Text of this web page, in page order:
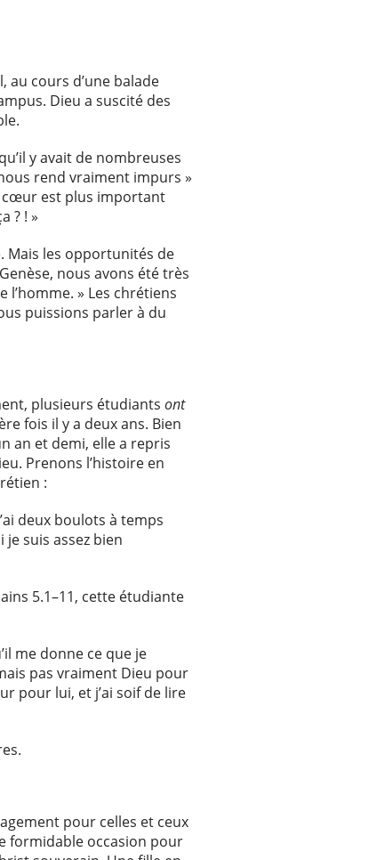
cours d’une balade
Dieu a suscité des
y avait de nombreuses
rend vraiment impurs »
cœur est plus important
? ! »
Mais les opportunités de
nous avons été très
» Les chrétiens
puissions parler à du
plusieurs étudiants ont
fois il y a deux ans. Bien
an et demi, elle a repris
Prenons l’histoire en
:
deux boulots à temps
je suis assez bien
5.1–11, cette étudiante
me donne ce que je
pas vraiment Dieu pour
pour lui, et j’ai soif de lire
pour celles et ceux
formidable occasion pour